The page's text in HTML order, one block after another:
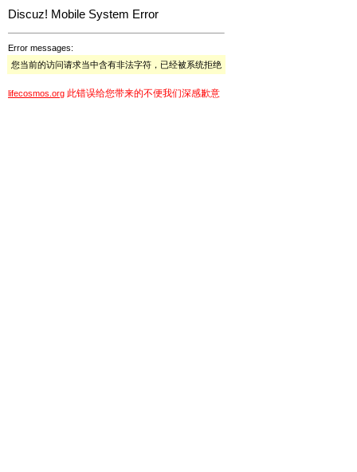
Discuz! Mobile System Error
Error messages:
您当前的访问请求当中含有非法字符，已经被系统拒绝
lifecosmos.org 此错误给您带来的不便我们深感歉意